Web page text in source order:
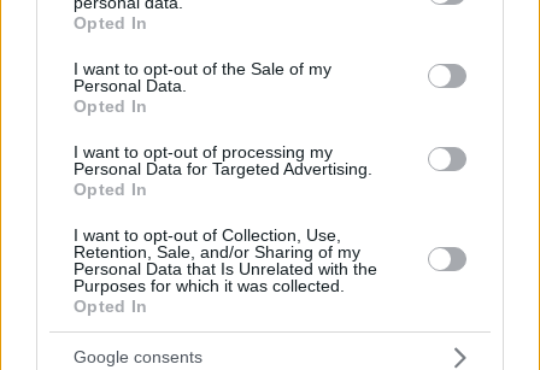
grant or deny consent to Google and its third-party tags to
use your data for below specified purposes in below Google
consent section.
Opted In
I want to opt-out of the Sale of my
Personal Data.
Opted In
I want to opt-out of processing my
Personal Data for Targeted Advertising.
Opted In
I want to opt-out of Collection, Use,
Retention, Sale, and/or Sharing of my
Personal Data that Is Unrelated with the
Purposes for which it was collected.
Opted In
Google consents
17.06.2026, 22:51
H Kaizen Gaming στο Παγκόσμιο
Kύπελλο: Μία διοργάνωση, δώδεκα
05.08.2026, 08:38